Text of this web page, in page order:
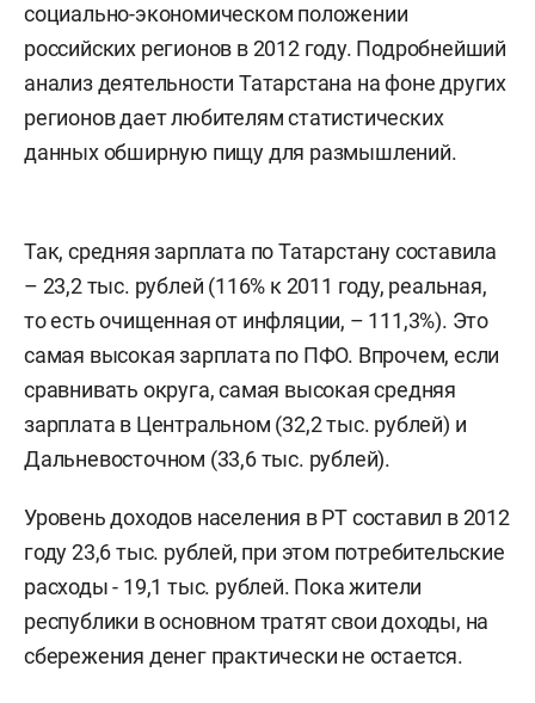
социально-экономическом положении
российских регионов в 2012 году. Подробнейший
анализ деятельности Татарстана на фоне других
регионов дает любителям статистических
данных обширную пищу для размышлений.
Так, средняя зарплата по Татарстану составила
– 23,2 тыс. рублей (116% к 2011 году, реальная,
то есть очищенная от инфляции, – 111,3%). Это
самая высокая зарплата по ПФО. Впрочем, если
сравнивать округа, самая высокая средняя
зарплата в Центральном (32,2 тыс. рублей) и
Дальневосточном (33,6 тыс. рублей).
Уровень доходов населения в РТ составил в 2012
году 23,6 тыс. рублей, при этом потребительские
расходы - 19,1 тыс. рублей. Пока жители
республики в основном тратят свои доходы, на
сбережения денег практически не остается.